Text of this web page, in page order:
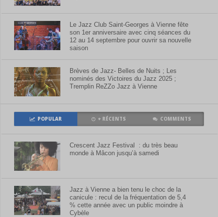
Le Jazz Club Saint-Georges à Vienne fête
son 1er anniversaire avec cinq séances du
12 au 14 septembre pour ouvrir sa nouvelle
saison
Brèves de Jazz- Belles de Nuits ; Les
nominés des Victoires du Jazz 2025 ;
Tremplin ReZZo Jazz à Vienne
POPULAR + RÉCENTS COMMENTS
Crescent Jazz Festival : du très beau
monde à Mâcon jusqu’à samedi
Jazz à Vienne a bien tenu le choc de la
canicule : recul de la fréquentation de 5,4
% cette année avec un public moindre à
Cybèle